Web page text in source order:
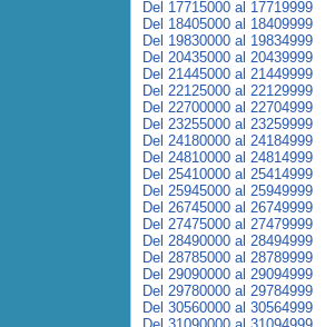
Del 17715000 al 17719999
Del 18405000 al 18409999
Del 19830000 al 19834999
Del 20435000 al 20439999
Del 21445000 al 21449999
Del 22125000 al 22129999
Del 22700000 al 22704999
Del 23255000 al 23259999
Del 24180000 al 24184999
Del 24810000 al 24814999
Del 25410000 al 25414999
Del 25945000 al 25949999
Del 26745000 al 26749999
Del 27475000 al 27479999
Del 28490000 al 28494999
Del 28785000 al 28789999
Del 29090000 al 29094999
Del 29780000 al 29784999
Del 30560000 al 30564999